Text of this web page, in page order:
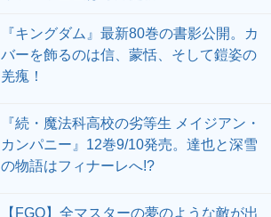
『キングダム』最新80巻の書影公開。カ
バーを飾るのは信、蒙恬、そして鎧姿の
羌瘣！
『続・魔法科高校の劣等生 メイジアン・
カンパニー』12巻9/10発売。達也と深雪
の物語はフィナーレへ!?
【FGO】全マスターの夢のような敵が出